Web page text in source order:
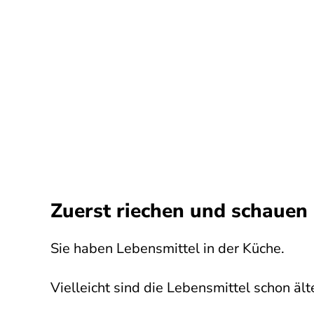
Zuerst riechen und schauen
Sie haben Lebensmittel in der Küche.
Vielleicht sind die Lebensmittel schon